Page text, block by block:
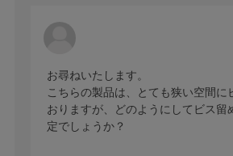
お尋ねいたします。
こちらの製品は、とても狭い空間に
おりますが、どのようにしてビス留
定でしょうか？